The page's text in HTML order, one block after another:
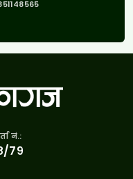
नं.:
७९